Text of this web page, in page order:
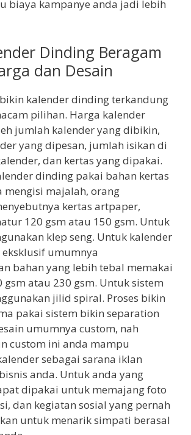
biaya kampanye anda jadi lebih
Dinding Beragam
dan Desain
kalender dinding terkandung
pilihan. Harga kalender
jumlah kalender yang dibikin,
yang dipesan, jumlah isikan di
dan kertas yang dipakai.
dinding pakai bahan kertas
mengisi majalah, orang
kertas artpaper,
120 gsm atau 150 gsm. Untuk
klep seng. Untuk kalender
umumnya
bahan yang lebih tebal memakai
gsm atau 230 gsm. Untuk sistem
jilid spiral. Proses bikin
pakai sistem bikin separation
umumnya custom, nah
custom ini anda mampu
sebagai sarana iklan
anda. Untuk anda yang
dipakai untuk memajang foto
dan kegiatan sosial yang pernah
untuk menarik simpati berasal